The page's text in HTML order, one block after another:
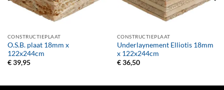
CONSTRUCTIEPLAAT
O.S.B. plaat 18mm x
122x244cm
€39,95
CONSTRUCTIEPLAAT
Underlaynement Elliotis 18mm
x 122x244cm
€36,50